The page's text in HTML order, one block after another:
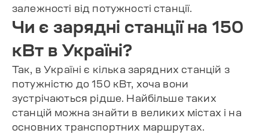
залежності від потужності станції.
Чи є зарядні станції на 150
кВт в Україні?
Так, в Україні є кілька зарядних станцій з
потужністю до 150 кВт, хоча вони
зустрічаються рідше. Найбільше таких
станцій можна знайти в великих містах і на
основних транспортних маршрутах.